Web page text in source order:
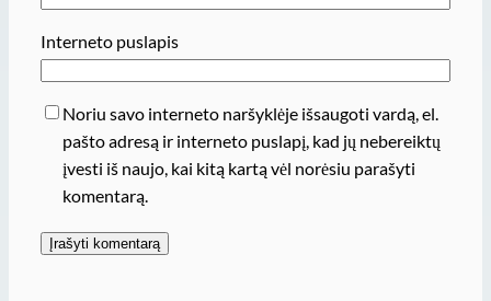
Interneto puslapis
Noriu savo interneto naršyklėje išsaugoti vardą, el.
pašto adresą ir interneto puslapį, kad jų nebereiktų
įvesti iš naujo, kai kitą kartą vėl norėsiu parašyti
komentarą.